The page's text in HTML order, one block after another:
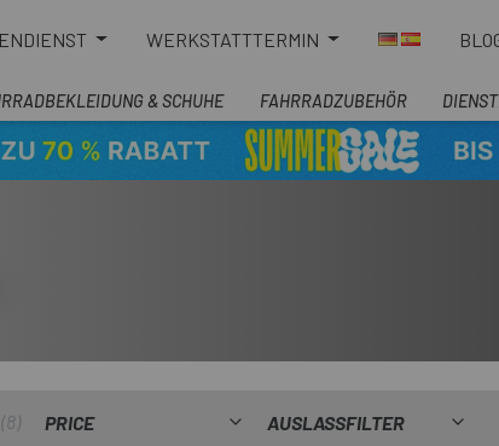
WERKSTATTTERMIN
& SCHUHE FAHRRADZUBEHÖR
8 PRICE AUSLASSFILTER